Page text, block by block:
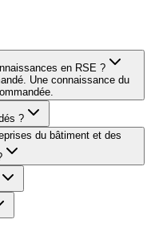
en RSE ?
Une connaissance du
?
du bâtiment et des